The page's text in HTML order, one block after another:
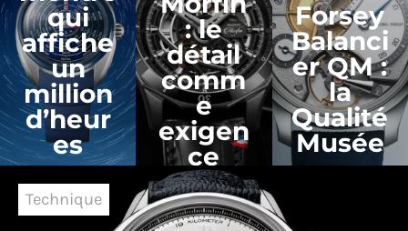
qui
affiche
un
million
d’heur
es
23 juillet
2026
: le
détail
comm
e
exigen
ce
2 juillet
2026
Forsey
Balanci
er QM :
la
Qualité
Musée
Technique